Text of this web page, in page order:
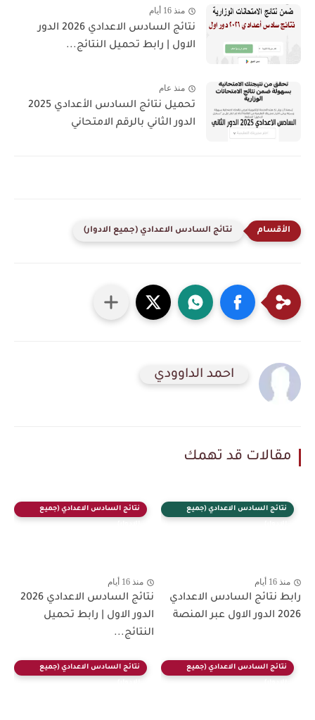
منذ 16 أيام
نتائج السادس الاعدادي 2026 الدور
الاول | رابط تحميل النتائج...
منذ عام
تحميل نتائج السادس الأعدادي 2025
الدور الثاني بالرقم الامتحاني
نتائج السادس الاعدادي (جميع الادوار)
احمد الداوودي
مقالات قد تهمك
نتائج السادس الاعدادي (جميع
منذ 16 أيام
رابط نتائج السادس الاعدادي
2026 الدور الاول عبر المنصة
نتائج السادس الاعدادي (جميع
منذ 16 أيام
نتائج السادس الاعدادي 2026
الدور الاول | رابط تحميل
النتائج...
نتائج السادس الاعدادي (جميع
نتائج السادس الاعدادي (جميع